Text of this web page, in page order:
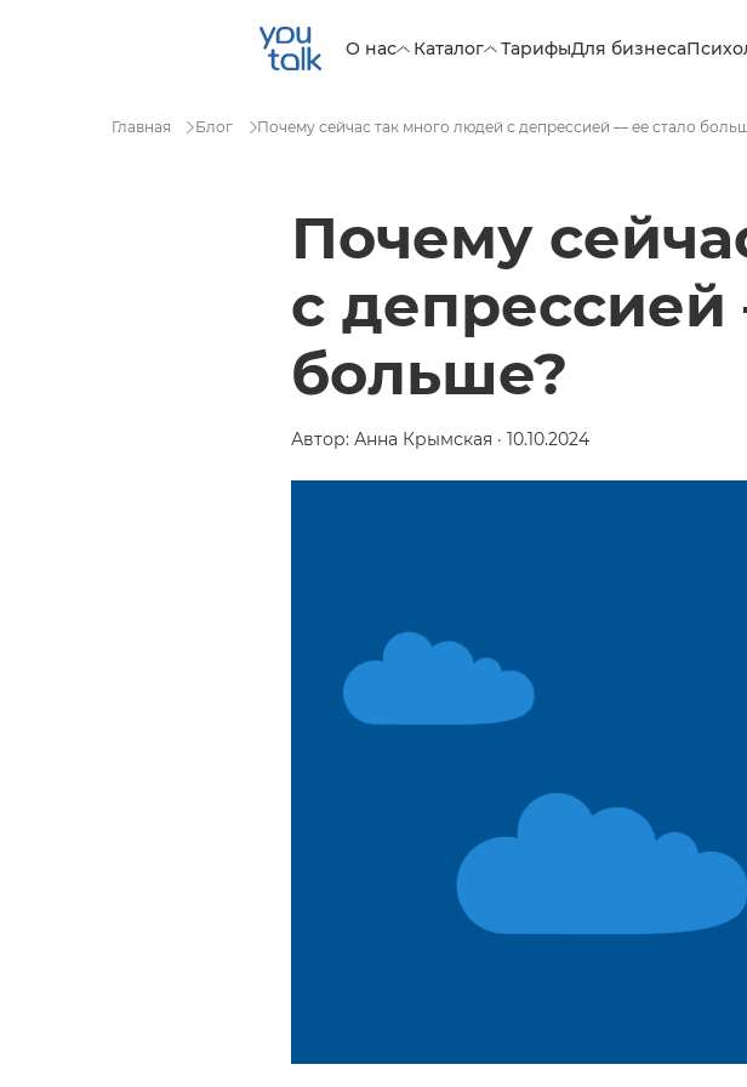
О нас Каталог ТарифыДля бизнеса
Главная Блог Почему сейчас так много людей с депрессией — ее стало
Почему
с
больше?
Автор: Анна Крымская · 10.10.2024